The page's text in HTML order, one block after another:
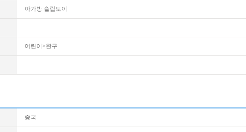
아가방 슬립토이
어린이>완구
중국